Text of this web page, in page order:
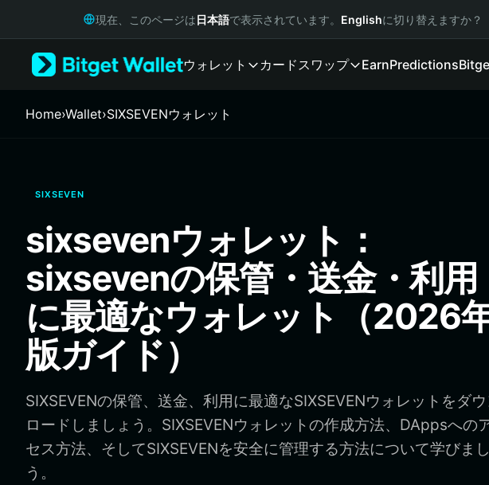
Русский
Italiano
繁體中文
Bahasa Indonesia
ภาษาไทย
Español
Português (Brasil)
Español (Argentina)
現在、このページは日本語で表示されています。 Englishに切り替えますか？
ウォレット カードスワップ EarnPredictions
Home›Wallet›SIXSEVENウォレット
SIXSEVEN
sixsevenウォレット：
sixsevenの保管・送金・利用
に最適なウォレット（2026
版ガイド）
SIXSEVENの保管、送金、利用に最適なSIXSEVENウォレットをダ
ロードしましょう。SIXSEVENウォレットの作成方法、DAppsへの
セス方法、そしてSIXSEVENを安全に管理する方法について学びま
う。